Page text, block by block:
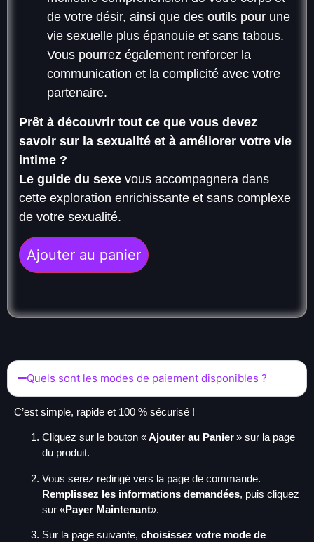
de votre désir, ainsi que des outils pour une
vie sexuelle plus épanouie et sans tabous.
Vous pourrez également renforcer la
communication et la complicité avec votre
partenaire.
Prêt à découvrir tout ce que vous devez
savoir sur la sexualité et à améliorer votre vie
intime ?
Le guide du sexe vous accompagnera dans
cette exploration enrichissante et sans complexe
de votre sexualité.
Ajouter au panier
Quels sont les modes de paiement disponibles ?
C’est simple, rapide et 100 % sécurisé !
Cliquez sur le bouton «Ajouter au Panier» sur la page
du produit.
Vous serez redirigé vers la page de commande.
Remplissez les informations demandées, puis cliquez
sur «Payer Maintenant».
Sur la page suivante, choisissez votre mode de